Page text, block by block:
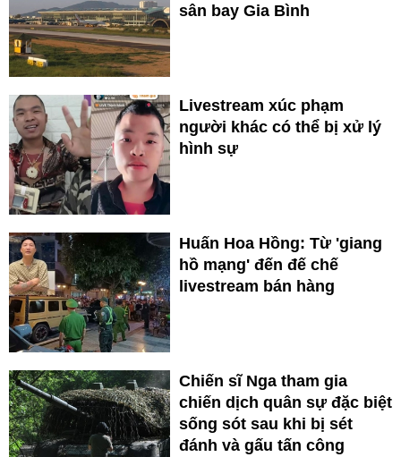
sân bay Gia Bình
Livestream xúc phạm
người khác có thể bị xử lý
hình sự
Huấn Hoa Hồng: Từ 'giang
hồ mạng' đến đế chế
livestream bán hàng
Chiến sĩ Nga tham gia
chiến dịch quân sự đặc biệt
sống sót sau khi bị sét
đánh và gấu tấn công